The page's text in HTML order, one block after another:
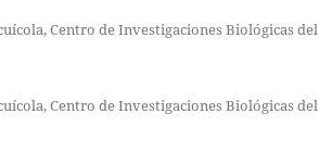
Centro de Investigaciones Biológicas del
Centro de Investigaciones Biológicas del